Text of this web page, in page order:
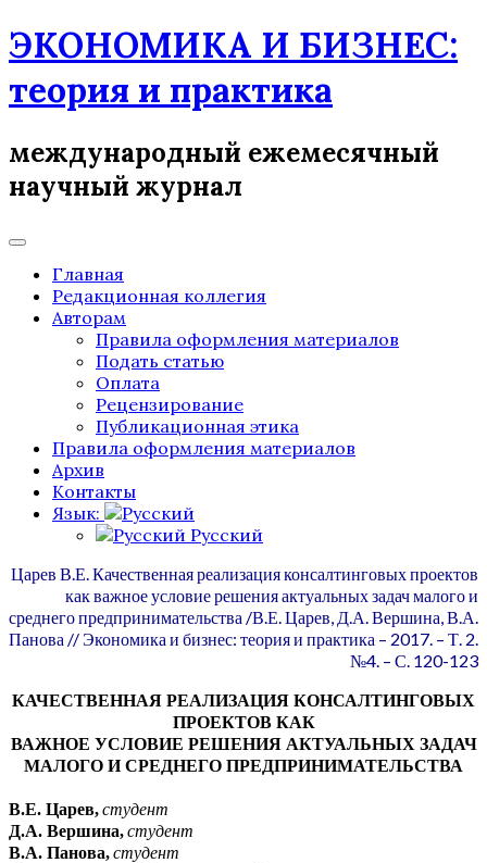
Skip
to
ЭКОНОМИКА И БИЗНЕС:
теория и практика
международный ежемесячный
научный журнал
Главная
Редакционная коллегия
Авторам
Правила оформления материалов
Подать статью
Оплата
Рецензирование
Публикационная этика
Правила оформления материалов
Архив
Контакты
Язык:
Русский
Царев В.Е. Качественная реализация консалтинговых проектов
как важное условие решения актуальных задач малого и
среднего предпринимательства /В.Е. Царев, Д.А. Вершина, В.А.
Панова // Экономика и бизнес: теория и практика – 2017. – Т. 2.
№4. – С. 120-123
КАЧЕСТВЕННАЯ РЕАЛИЗАЦИЯ КОНСАЛТИНГОВЫХ
ПРОЕКТОВ КАК
ВАЖНОЕ УСЛОВИЕ РЕШЕНИЯ АКТУАЛЬНЫХ ЗАДАЧ
МАЛОГО И СРЕДНЕГО ПРЕДПРИНИМАТЕЛЬСТВА
В.Е. Царев,студент
Д.А. Вершина,студент
В.А. Панова,студент